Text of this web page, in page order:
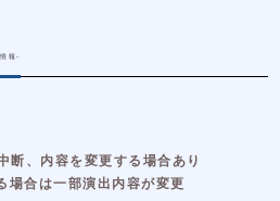
報-
、内容を変更する場合あり
合は一部演出内容が変更